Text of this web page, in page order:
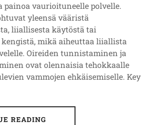
painoa vaurioituneelle polvelle.
yleensä vääristä
liiallisesta käytöstä tai
mikä aiheuttaa liiallista
Oireiden tunnistaminen ja
ovat olennaisia tehokkaalle
vammojen ehkäisemiselle. Key
READING